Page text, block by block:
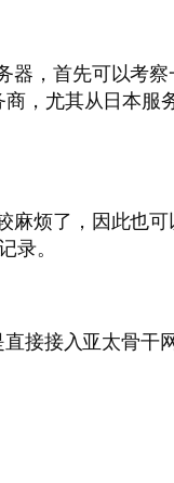
，首先可以考
，尤其从日本
烦了，因此也
录。
接接入亚太骨